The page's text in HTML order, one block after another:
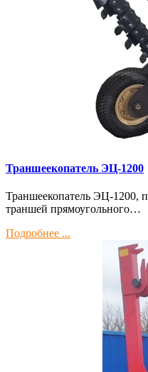
Траншеекопатель ЭЦ-1200
Траншеекопатель ЭЦ-1200,
траншей прямоугольного…
Подробнее ...